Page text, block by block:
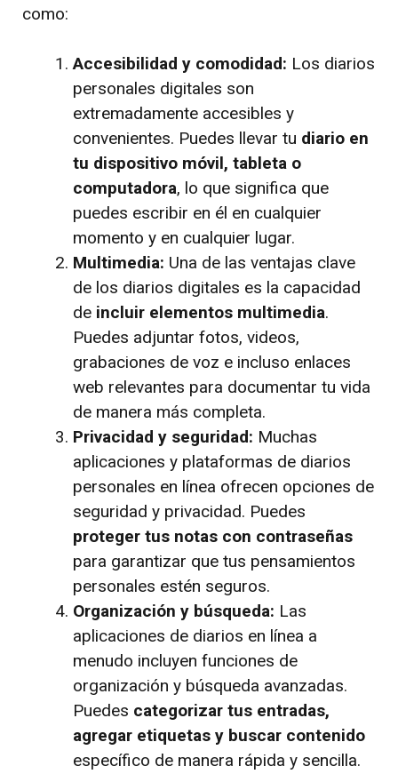
como:
Accesibilidad y comodidad: Los diarios
personales digitales son
extremadamente accesibles y
convenientes. Puedes llevar tu diario en
tu dispositivo móvil, tableta o
computadora, lo que significa que
puedes escribir en él en cualquier
momento y en cualquier lugar.
Multimedia: Una de las ventajas clave
de los diarios digitales es la capacidad
de incluir elementos multimedia.
Puedes adjuntar fotos, videos,
grabaciones de voz e incluso enlaces
web relevantes para documentar tu vida
de manera más completa.
Privacidad y seguridad: Muchas
aplicaciones y plataformas de diarios
personales en línea ofrecen opciones de
seguridad y privacidad. Puedes
proteger tus notas con contraseñas
para garantizar que tus pensamientos
personales estén seguros.
Organización y búsqueda: Las
aplicaciones de diarios en línea a
menudo incluyen funciones de
organización y búsqueda avanzadas.
Puedes categorizar tus entradas,
agregar etiquetas y buscar contenido
específico de manera rápida y sencilla.